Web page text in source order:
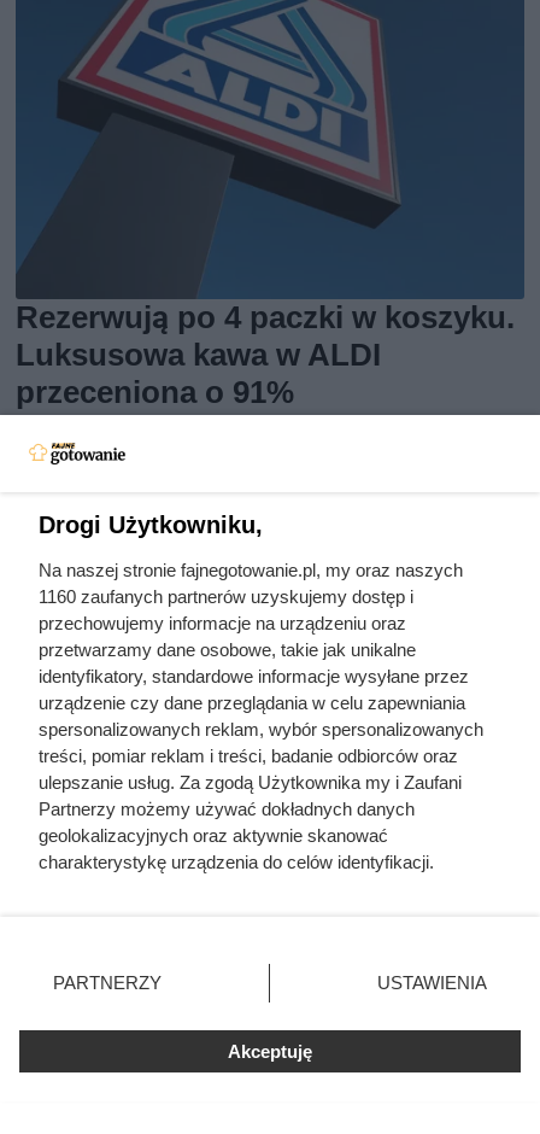
Rezerwują po 4 paczki w koszyku.
Luksusowa kawa w ALDI
przeceniona o 91%
Luksusowa kawa Dallmayr trafiła do promocji w ALDI z
Sprawdź, jakie warunki obowiązują i jakie inne promocje
oraz gratisy czekają na klientów od 3 do 8 sierpnia.
Robią zapasy dań w słoikach na
czarną godzinę. JemyJemy w
Carrefourze 60% taniej
Drogi Użytkowniku,
Na naszej stronie fajnegotowanie.pl, my oraz naszych
1160 zaufanych partnerów uzyskujemy dostęp i
przechowujemy informacje na urządzeniu oraz
przetwarzamy dane osobowe, takie jak unikalne
identyfikatory, standardowe informacje wysyłane przez
urządzenie czy dane przeglądania w celu zapewniania
spersonalizowanych reklam, wybór spersonalizowanych
treści, pomiar reklam i treści, badanie odbiorców oraz
ulepszanie usług. Za zgodą Użytkownika my i Zaufani
Partnerzy możemy używać dokładnych danych
geolokalizacyjnych oraz aktywnie skanować
charakterystykę urządzenia do celów identyfikacji.
zmienić/wycofać klikając przycisk ustawień prywatności
znajdujący się w lewym dolnym rogu strony
rodzaje przetwarzania danych nie wymagają zgody
użytkownika, ale masz prawo sprzeciwić się takiemu
przetwarzaniu. Preferencje będą miały zastosowania tylko
PARTNERZY USTAWIENIA
Akceptuję